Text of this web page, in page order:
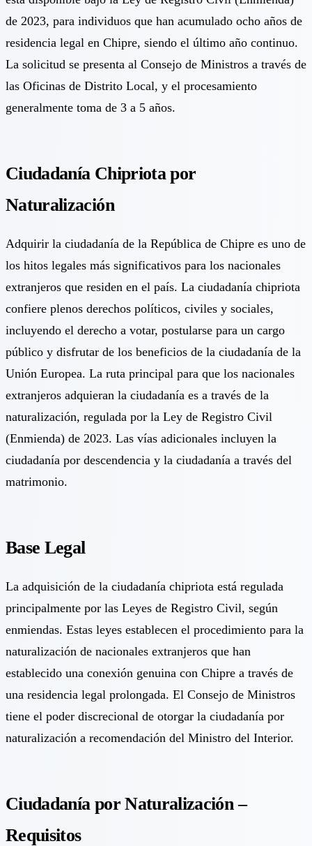
de 2023, para individuos que han acumulado ocho años de
residencia legal en Chipre, siendo el último año continuo.
La solicitud se presenta al Consejo de Ministros a través de
las Oficinas de Distrito Local, y el procesamiento
generalmente toma de 3 a 5 años.
Ciudadanía Chipriota por
Naturalización
Adquirir la ciudadanía de la República de Chipre es uno de
los hitos legales más significativos para los nacionales
extranjeros que residen en el país. La ciudadanía chipriota
confiere plenos derechos políticos, civiles y sociales,
incluyendo el derecho a votar, postularse para un cargo
público y disfrutar de los beneficios de la ciudadanía de la
Unión Europea. La ruta principal para que los nacionales
extranjeros adquieran la ciudadanía es a través de la
naturalización, regulada por la Ley de Registro Civil
(Enmienda) de 2023. Las vías adicionales incluyen la
ciudadanía por descendencia y la ciudadanía a través del
matrimonio.
Base Legal
La adquisición de la ciudadanía chipriota está regulada
principalmente por las Leyes de Registro Civil, según
enmiendas. Estas leyes establecen el procedimiento para la
naturalización de nacionales extranjeros que han
establecido una conexión genuina con Chipre a través de
una residencia legal prolongada. El Consejo de Ministros
tiene el poder discrecional de otorgar la ciudadanía por
naturalización a recomendación del Ministro del Interior.
Ciudadanía por Naturalización –
Requisitos